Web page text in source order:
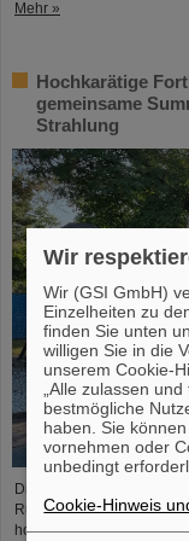
Mehr »
Hochkarätige
gemeinsame
Strahlung
Die „ESA FAIR Space
Runde: Mit seinem
hochkarätigen Expertise,
Wir
Wir (GSI GmbH)
Einzelheiten zu
finden Sie unten
willigen Sie in die
unserem Cookie-
„Alle zulassen
bestmögliche
haben. Sie
vornehmen oder
unbedingt
Cookie-Hinweis